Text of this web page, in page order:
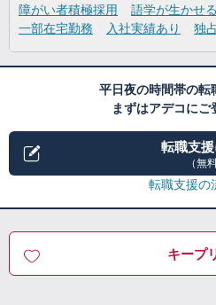
障がい者積極採用
語学が生かせる
一部在宅勤務
入社実績あり 独
平日夜の時間帯の転
まずはアデコにご
転職支
（無
転職支援の
キープ